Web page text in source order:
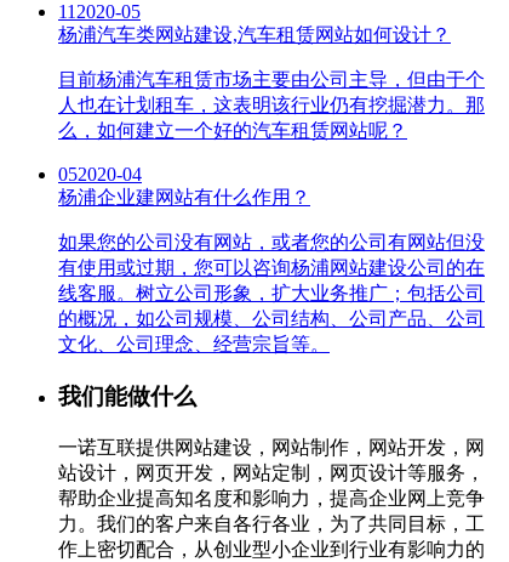
11 2020-05
杨浦汽车类网站建设,汽车租赁网站如何设计？
目前杨浦汽车租赁市场主要由公司主导，但由于个
人也在计划租车，这表明该行业仍有挖掘潜力。那
么，如何建立一个好的汽车租赁网站呢？
052020-04
杨浦企业建网站有什么作用？
如果您的公司没有网站，或者您的公司有网站但没
有使用或过期，您可以咨询杨浦网站建设公司的在
线客服。树立公司形象，扩大业务推广；包括公司
的概况，如公司规模、公司结构、公司产品、公司
文化、公司理念、经营宗旨等。
我们能做什么
一诺互联提供网站建设，网站制作，网站开发，网
站设计，网页开发，网站定制，网页设计等服务，
帮助企业提高知名度和影响力，提高企业网上竞争
力。我们的客户来自各行各业，为了共同目标，工
作上密切配合，从创业型小企业到行业有影响力的